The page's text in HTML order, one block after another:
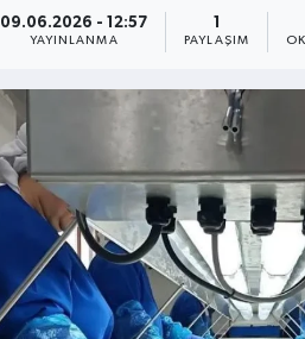
09.06.2026 - 12:57
YAYINLANMA PAYLAŞIM